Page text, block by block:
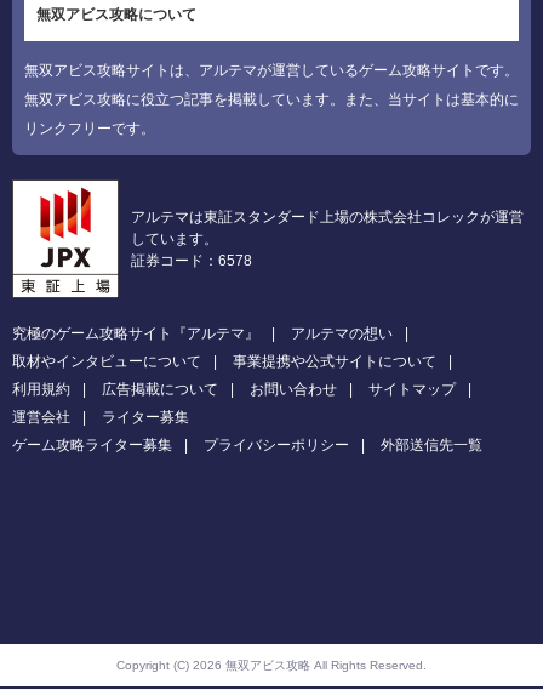
無双アビス攻略について
無双アビス攻略サイトは、アルテマが運営しているゲーム攻略サイトです。
無双アビス攻略に役立つ記事を掲載しています。また、当サイトは基本的に
リンクフリーです。
アルテマは東証スタンダード上場の株式会社コレックが運営
しています。
証券コード：6578
究極のゲーム攻略サイト『アルテマ』
アルテマの想い
取材やインタビューについて
事業提携や公式サイトについて
利用規約
広告掲載について お問い合わせ
サイトマップ
運営会社
ライター募集
ゲーム攻略ライター募集
プライバシーポリシー 外部送信先一覧
Copyright (C) 2026 無双アビス攻略 All Rights Reserved.